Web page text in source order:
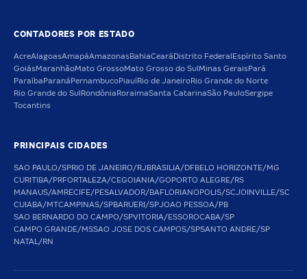
CONTADORES POR ESTADO
AcreAlagoasAmapáAmazonas BahiaCeará Distrito Federal Espírito Santo
GoiásMaranhãoMato GrossoMato Grosso do Sul Minas Gerais Pará
Paraíba Paraná PernambucoPiauíRio de JaneiroRio Grande do Norte
Rio Grande do Sul Rondônia RoraimaSanta CatarinaSão PauloSergipe
Tocantins
PRINCIPAIS CIDADES
SAO PAULO/SPRIO DE JANEIRO/RJBRASILIA/DFBELO HORIZONTE/MG
CURITIBA/PRFORTALEZA/CEGOIANIA/GOPORTO ALEGRE/RS
MANAUS/AMRECIFE/PESALVADOR/BAFLORIANOPOLIS/SCJOINVILLE/SC
CUIABA/MTCAMPINAS/SPBARUERI/SPJOAO PESSOA/PB
SAO BERNARDO DO CAMPO/SPVITORIA/ESSOROCABA/SP
CAMPO GRANDE/MSSAO JOSE DOS CAMPOS/SPSANTO ANDRE/SP
NATAL/RN